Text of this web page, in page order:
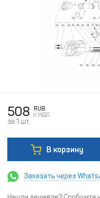
508
RUB
c НДС
за 1 шт.
В корзину
Заказать через